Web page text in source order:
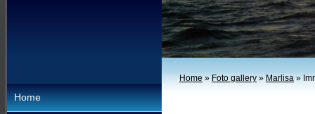
Home»Foto gallery»Marlisa»
Home